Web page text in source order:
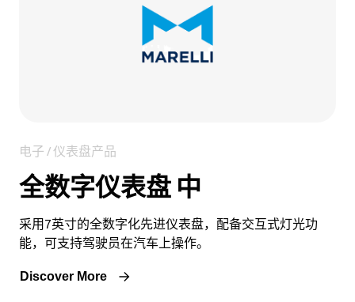
电子 / 仪表盘产品
全数字仪表盘 中
采用7英寸的全数字化先进仪表盘，配备交互式灯光功
能，可支持驾驶员在汽车上操作。
Discover More